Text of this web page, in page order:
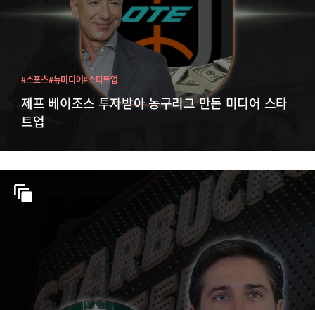
제프 베이조스 투자받아 농구리그 만든 미디어 스타
트업
#스포츠#뉴미디어#스타트업